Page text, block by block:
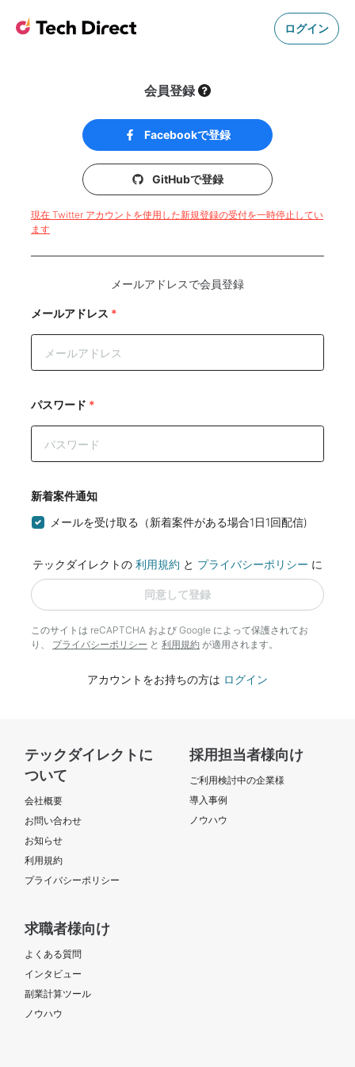
ログイン
会員登録
Facebookで登録
GitHubで登録
現在 Twitter アカウントを使用した新規登録の受付を一時停止してい
ます
メールアドレスで会員登録
メールアドレス *
パスワード *
新着案件通知
メールを受け取る（新着案件がある場合1日1回配信)
テックダイレクトの 利用規約 と プライバシーポリシー に
同意して登録
このサイトは reCAPTCHA および Google によって保護されてお
り、 プライバシーポリシー と 利用規約 が適用されます。
アカウントをお持ちの方は ログイン
テックダイレクトに
ついて
会社概要
お問い合わせ
お知らせ
利用規約
プライバシーポリシー
採用担当者様向け
ご利用検討中の企業様
導入事例
ノウハウ
求職者様向け
よくある質問
インタビュー
副業計算ツール
ノウハウ